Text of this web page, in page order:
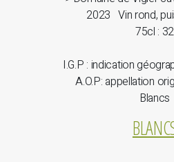
2023 Vin rond,
75cl : 32
I.G.P : indication
A.O.P: appellation
Blancs